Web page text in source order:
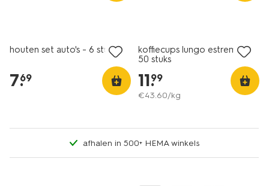
houten set auto's - 6 stuks
7.
69
koffiecups lungo estremo -
50 stuks
11.
99
€43.60/kg
afhalen in 500+ HEMA winkels